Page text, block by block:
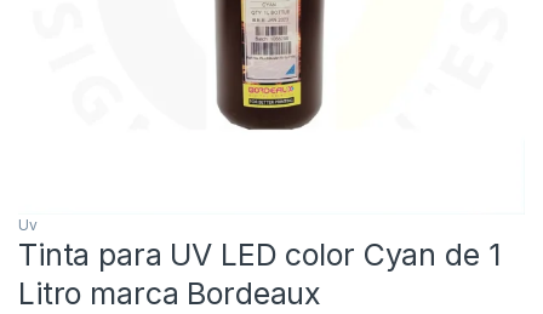
Uv
Tinta para UV LED color Cyan de 1
Litro marca Bordeaux